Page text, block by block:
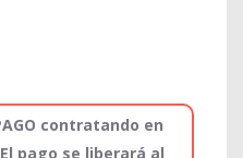
contratando en
pago se liberará al